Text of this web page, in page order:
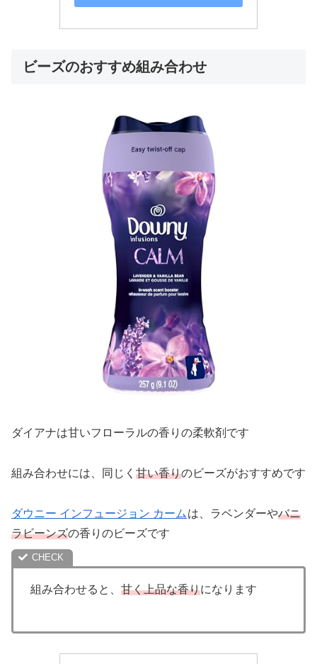
ビーズのおすすめ組み合わせ
ダイアナは甘いフローラルの香りの柔軟剤です
組み合わせには、同じく 甘い香りのビーズがおすすめです
ダウニー インフュージョン カーム は、ラベンダーやバニ
ラビーンズの香りのビーズです
組み合わせると、 甘く上品な香りになります